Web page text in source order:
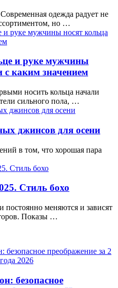
одежда радует не
но …
и руке мужчины
с каким значением
носить кольца начали
сильного пола, …
джинсов для осени
в том, что хорошая пара
Стиль бохо
меняются и зависят
Показы …
безопасное